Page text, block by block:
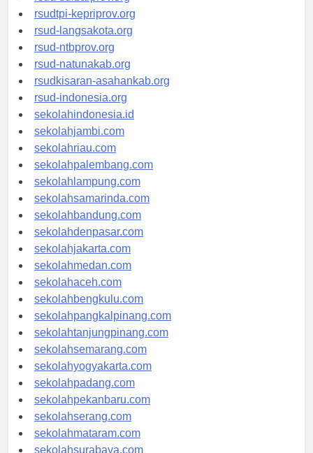
rsud-sulbarprov.org
rsudtpi-kepriprov.org
rsud-langsakota.org
rsud-ntbprov.org
rsud-natunakab.org
rsudkisaran-asahankab.org
rsud-indonesia.org
sekolahindonesia.id
sekolahjambi.com
sekolahriau.com
sekolahpalembang.com
sekolahlampung.com
sekolahsamarinda.com
sekolahbandung.com
sekolahdenpasar.com
sekolahjakarta.com
sekolahmedan.com
sekolahaceh.com
sekolahbengkulu.com
sekolahpangkalpinang.com
sekolahtanjungpinang.com
sekolahsemarang.com
sekolahyogyakarta.com
sekolahpadang.com
sekolahpekanbaru.com
sekolahserang.com
sekolahmataram.com